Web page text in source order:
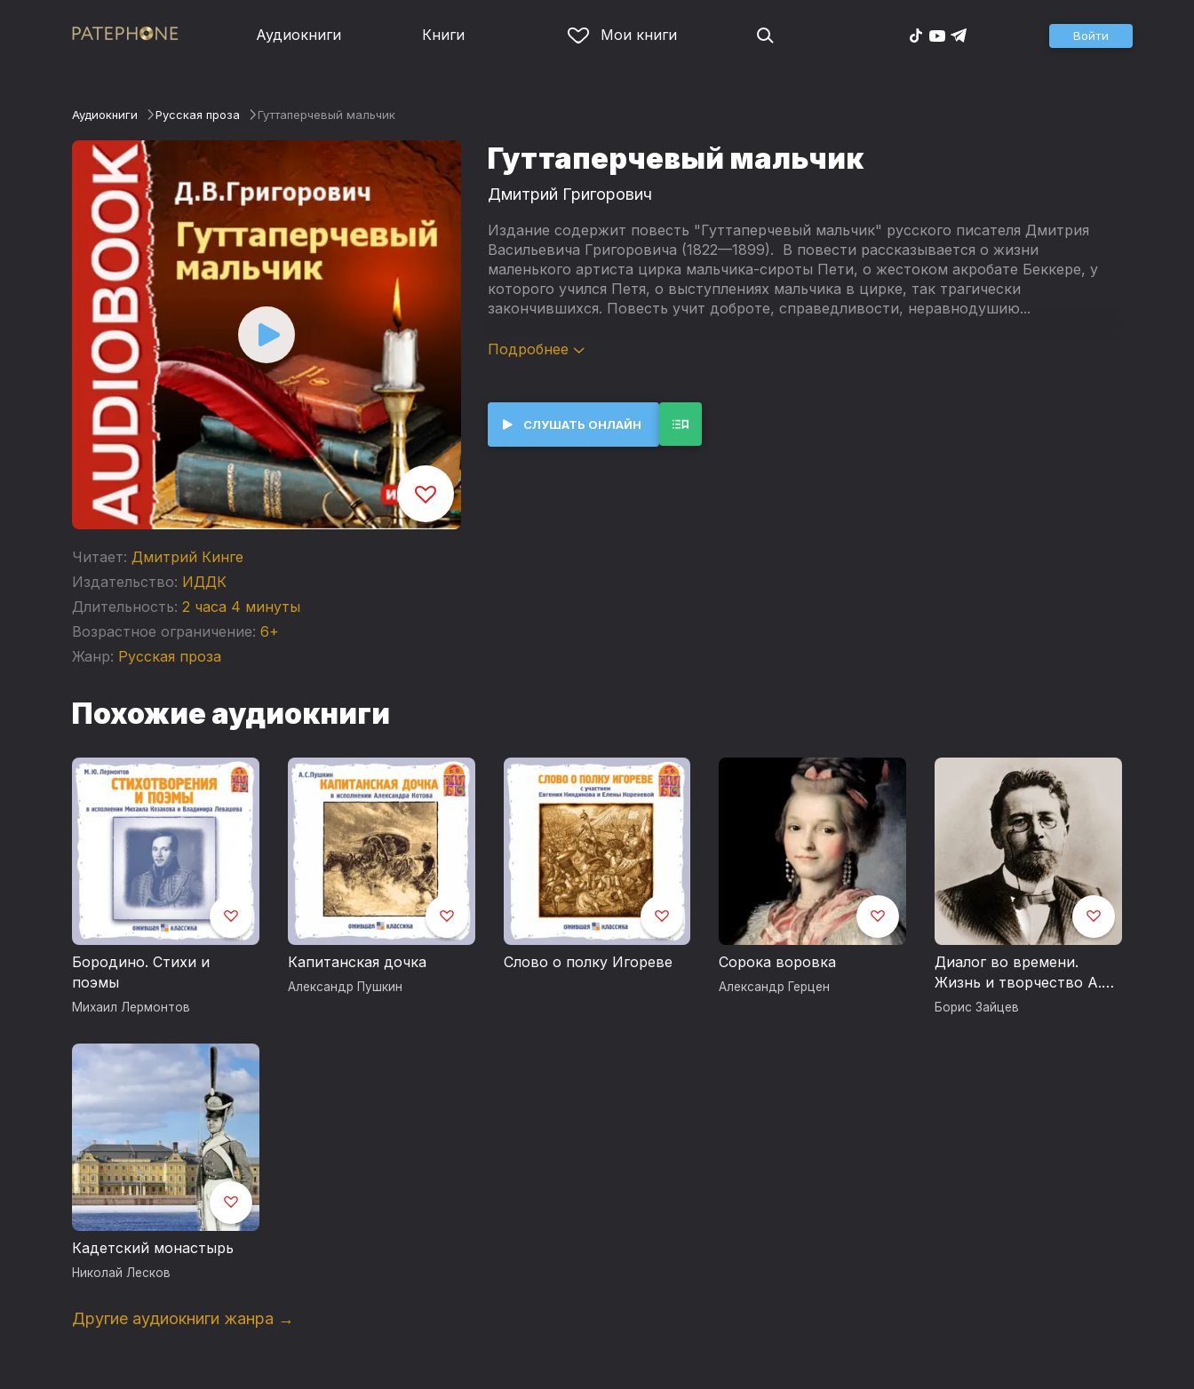
Аудиокниги Книги Мои книги Войти
Аудиокниги Русская проза Гуттаперчевый мальчик
Читает: Дмитрий Кинге
Издательство: ИДДК
Длительность: 2 часа 4 минуты
Возрастное ограничение: 6+
Жанр: Русская проза
Гуттаперчевый мальчик
Дмитрий Григорович
Издание содержит повесть "Гуттаперчевый мальчик" русского писателя Дмитрия
Васильевича Григоровича (1822—1899). В повести рассказывается о жизни
маленького артиста цирка мальчика-сироты Пети, о жестоком акробате Беккере, у
которого учился Петя, о выступлениях мальчика в цирке, так трагически
закончившихся. Повесть учит доброте, справедливости, неравнодушию...
Произведение, включено в программы 5-11 классов средней школы всех уровней
© ИДДК, 2007
Подробнее
СЛУШАТЬ ОНЛАЙН
Похожие аудиокниги
Бородино. Стихи и
поэмы
Михаил Лермонтов
Капитанская дочка
Александр Пушкин
Слово о полку Игореве Сорока воровка
Александр Герцен
Диалог во времени.
Жизнь и творчество А.П.
Чехова
Борис Зайцев
Кадетский монастырь
Николай Лесков
Другие аудиокниги жанра →